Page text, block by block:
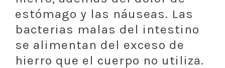
estómago y las náuseas. Las
bacterias malas del intestino
se alimentan del exceso de
hierro que el cuerpo no utiliza.